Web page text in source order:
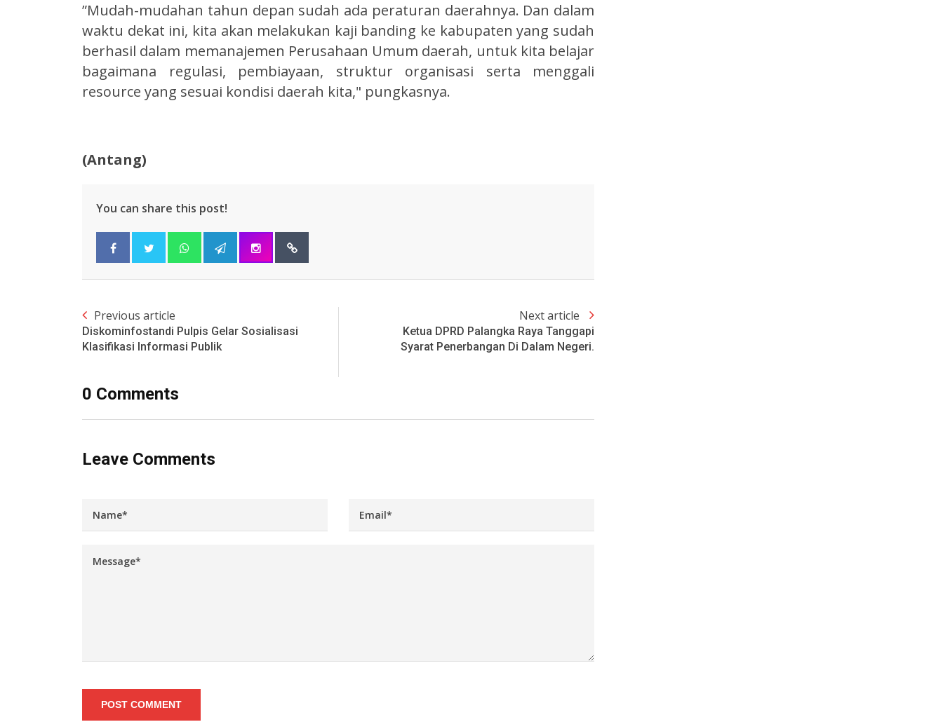
”Mudah-mudahan tahun depan sudah ada peraturan daerahnya. Dan dalam
waktu dekat ini, kita akan melakukan kaji banding ke kabupaten yang sudah
berhasil dalam memanajemen Perusahaan Umum daerah, untuk kita belajar
bagaimana regulasi, pembiayaan, struktur organisasi serta menggali
resource yang sesuai kondisi daerah kita," pungkasnya.
(Antang)
You can share this post!
Previous article
Diskominfostandi Pulpis Gelar Sosialisasi
Klasifikasi Informasi Publik
Next article
Ketua DPRD Palangka Raya Tanggapi
Syarat Penerbangan Di Dalam Negeri.
0 Comments
Leave Comments
POST COMMENT